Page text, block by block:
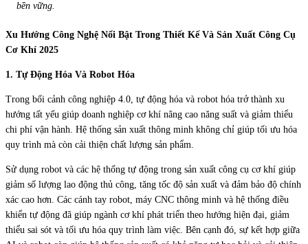
bền vững.
Xu Hướng Công Nghệ Nổi Bật Trong Thiết Kế Và Sản Xuất Công Cụ
Cơ Khí 2025
1. Tự Động Hóa Và Robot Hóa
Trong bối cảnh công nghiệp 4.0, tự động hóa và robot hóa trở thành xu
hướng tất yếu giúp doanh nghiệp cơ khí nâng cao năng suất và giảm thiểu
chi phí vận hành. Hệ thống sản xuất thông minh không chỉ giúp tối ưu hóa
quy trình mà còn cải thiện chất lượng sản phẩm.
Sử dụng robot và các hệ thống tự động trong sản xuất công cụ cơ khí giúp
giảm số lượng lao động thủ công, tăng tốc độ sản xuất và đảm bảo độ chính
xác cao hơn. Các cánh tay robot, máy CNC thông minh và hệ thống điều
khiển tự động đã giúp ngành cơ khí phát triển theo hướng hiện đại, giảm
thiểu sai sót và tối ưu hóa quy trình làm việc. Bên cạnh đó, sự kết hợp giữa